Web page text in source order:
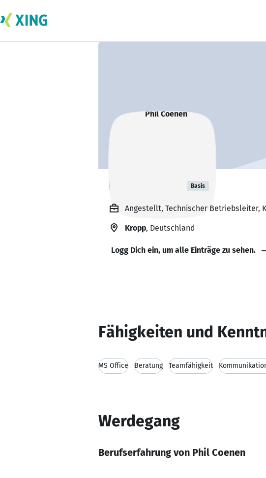
Phil Coenen Basis
Angestellt, Technischer Betriebsleiter,
Kropp, Deutschland
Logg Dich ein, um alle Einträge zu sehen.
Fähigkeiten und
MS Office Beratung Teamfähigkeit
Werdegang
Berufserfahrung von Phil Coenen